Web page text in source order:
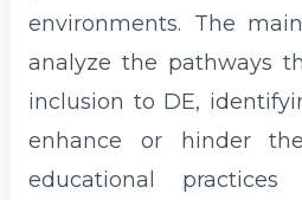
environments. The
analyze the pathways
inclusion to DE,
enhance or hinder
educational